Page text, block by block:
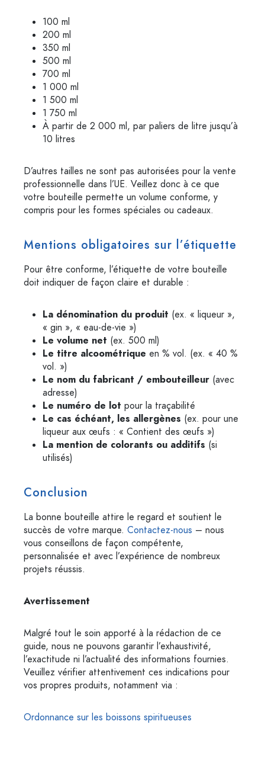
100 ml
200 ml
350 ml
500 ml
700 ml
1 000 ml
1 500 ml
1 750 ml
À partir de 2 000 ml, par paliers de litre jusqu’à
10 litres
D’autres tailles ne sont pas autorisées pour la vente
professionnelle dans l’UE. Veillez donc à ce que
votre bouteille permette un volume conforme, y
compris pour les formes spéciales ou cadeaux.
Mentions obligatoires sur l’étiquette
Pour être conforme, l’étiquette de votre bouteille
doit indiquer de façon claire et durable :
La dénomination du produit (ex. « liqueur »,
« gin », « eau-de-vie »)
Le volume net (ex. 500 ml)
Le titre alcoométrique en % vol. (ex. « 40 %
vol. »)
Le nom du fabricant / embouteilleur (avec
adresse)
Le numéro de lot pour la traçabilité
Le cas échéant, les allergènes (ex. pour une
liqueur aux œufs : « Contient des œufs »)
La mention de colorants ou additifs (si
utilisés)
Conclusion
La bonne bouteille attire le regard et soutient le
succès de votre marque. Contactez-nous – nous
vous conseillons de façon compétente,
personnalisée et avec l’expérience de nombreux
projets réussis.
Avertissement
Malgré tout le soin apporté à la rédaction de ce
guide, nous ne pouvons garantir l’exhaustivité,
l’exactitude ni l’actualité des informations fournies.
Veuillez vérifier attentivement ces indications pour
vos propres produits, notamment via :
Ordonnance sur les boissons spiritueuses